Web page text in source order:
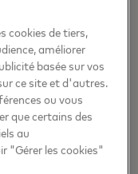
au
la gestion
manière plus
tous.
@MastercardFR,
sur le
pour recevoir
Bureau monde
cookies de tiers,
améliorer
basée sur vos
ce site et d'autres.
ou vous
que certains des
au
"Gérer les cookies"